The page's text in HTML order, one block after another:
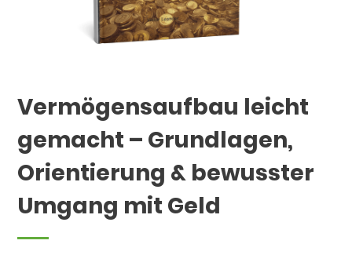
Vermögensaufbau leicht
gemacht – Grundlagen,
Orientierung & bewusster
Umgang mit Geld